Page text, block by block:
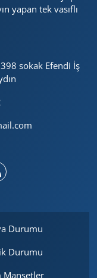
yapan tek vasıflı
sokak Efendi İş
Durumu
Durumu
Manşetler